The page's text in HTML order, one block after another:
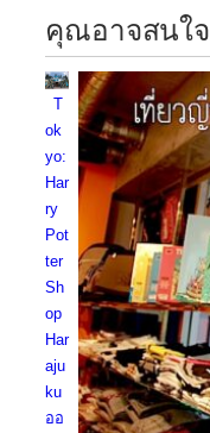
คุณอาจสนใจ
T
ok
yo:
Har
ry
Pot
ter
Sh
op
Har
aju
ku
ออ